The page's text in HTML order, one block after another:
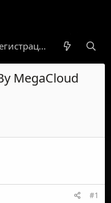
Новости
Регистрация
MegaCloud
#1